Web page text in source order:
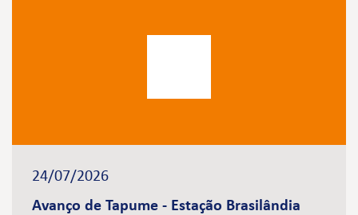
24/07/2026
Avanço de Tapume - Estação Brasilândia